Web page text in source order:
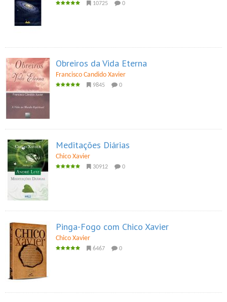
10725 0
Obreiros da Vida Eterna
Francisco Candido Xavier
9845 0
Meditações Diárias
Chico Xavier
30912 0
Pinga-Fogo com Chico Xavier
Chico Xavier
6467 0